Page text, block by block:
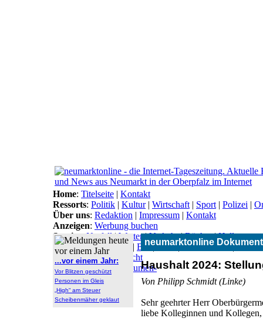
neumarktonline
Haushalt 2024:
Von Philipp Schmidt (Linke)
Sehr geehrter Herr
liebe Kolleginnen und Kollegen,
...vor einem Jahr:
Vor Blitzen geschützt
Personen im Gleis
„High“ am Steuer
Scheibenmäher geklaut
Home: Titelseite | Kontakt
Ressorts: Politik | Kultur| Wirtschaft | Sport | Polizei |
Über uns: Redaktion | Impressum | Kontakt
Anzeigen: Werbung buchen
Service: Notfall | Wetter|Verkehr|Bücher|Hallo
Themen:Arbeitsamt | BN|CSU|Freie Wähler|
Lokal-Links:Übersicht
Archiv:Archiv|Dokumen-
tationen